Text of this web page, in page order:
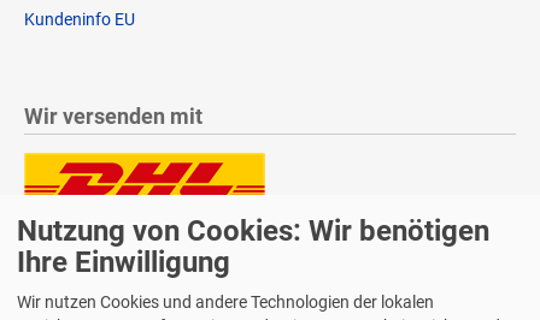
Kundeninfo EU
Wir versenden mit
Lieferung auch an Packstationen und Postfilialen
Samstagszustellung
Nutzung von Cookies: Wir benötigen
Ihre Einwilligung
Wir nutzen Cookies und andere Technologien der lokalen